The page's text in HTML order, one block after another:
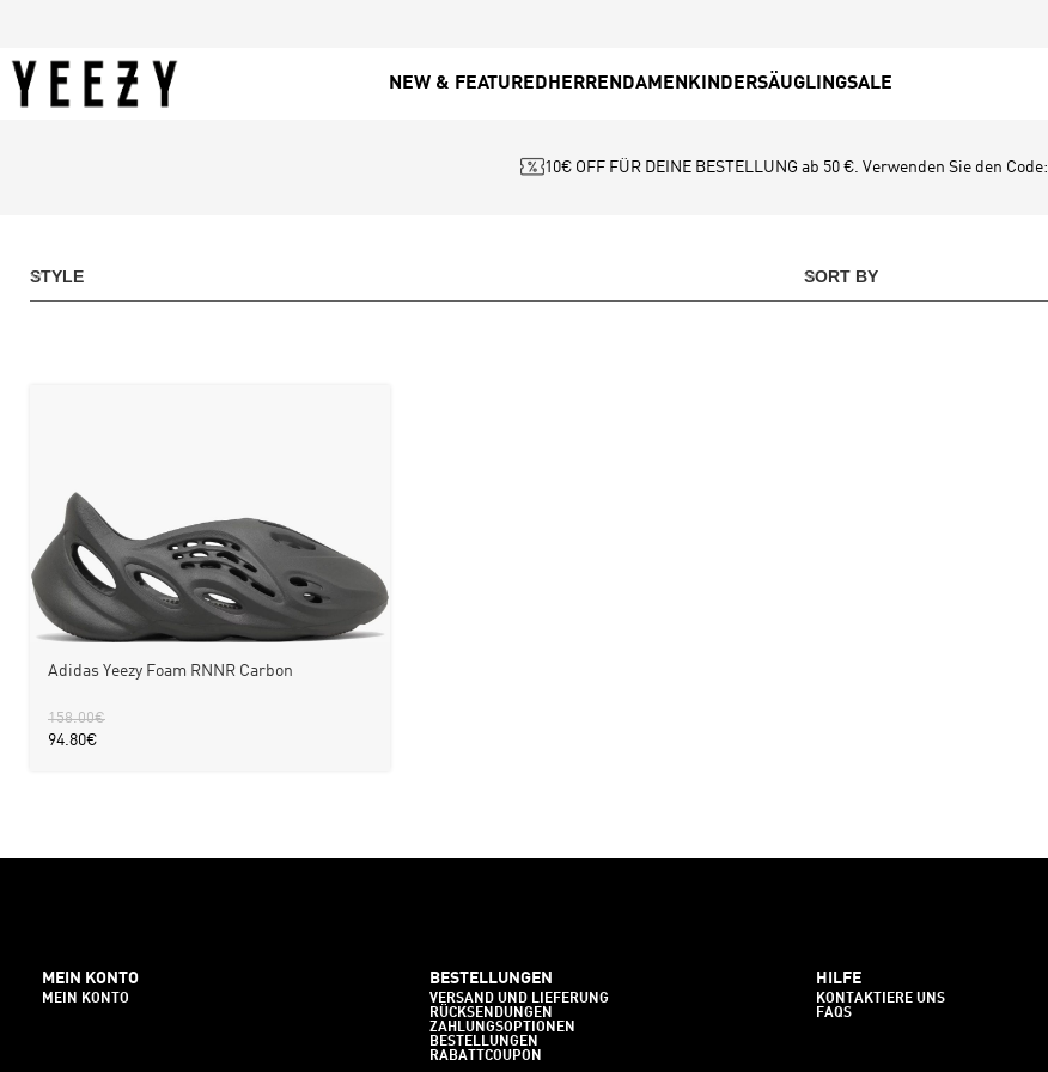
NEW & FEATURED HERREN DAMEN KINDERSÄUGLINGSALE
10€ OFF FÜR DEINE BESTELLUNG ab 50 €. Verwenden Sie den Code:
STYLE SORT BY
Adidas Yeezy Foam RNNR Carbon
158.00€
94.80€
MEIN KONTO
MEIN KONTO
BESTELLUNGEN
VERSAND UND LIEFERUNG
RÜCKSENDUNGEN
ZAHLUNGSOPTIONEN
BESTELLUNGEN
RABATTCOUPON
HILFE
KONTAKTIERE UNS
FAQS